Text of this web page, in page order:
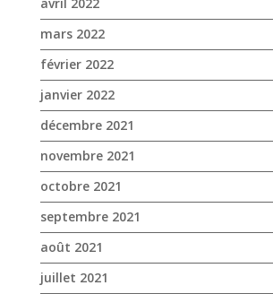
novembre 2021
octobre 2021
septembre 2021
août 2021
juillet 2021
juin 2021
mai 2021
avril 2021
mars 2021
février 2021